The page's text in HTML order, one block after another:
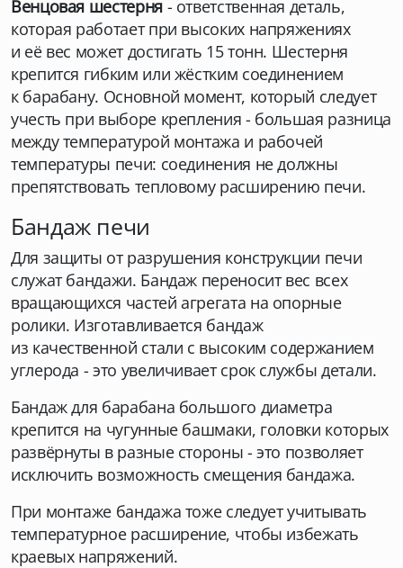
Венцовая шестерня- ответственная деталь,
которая работает при высоких напряжениях
и её вес может достигать 15 тонн. Шестерня
крепится гибким или жёстким соединением
к барабану. Основной момент, который следует
учесть при выборе крепления - большая разница
между температурой монтажа и рабочей
температуры печи: соединения не должны
препятствовать тепловому расширению печи.
Бандаж печи
Для защиты от разрушения конструкции печи
служат бандажи. Бандаж переносит вес всех
вращающихся частей агрегата на опорные
ролики. Изготавливается бандаж
из качественной стали с высоким содержанием
углерода - это увеличивает срок службы детали.
Бандаж для барабана большого диаметра
крепится на чугунные башмаки, головки которых
развёрнуты в разные стороны - это позволяет
исключить возможность смещения бандажа.
При монтаже бандажа тоже следует учитывать
температурное расширение, чтобы избежать
краевых напряжений.